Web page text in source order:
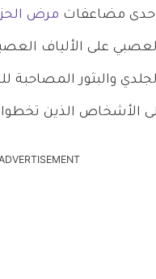
مضاعفات مرض
العصبي على الألياف
والبثور
الأشخاص الذين